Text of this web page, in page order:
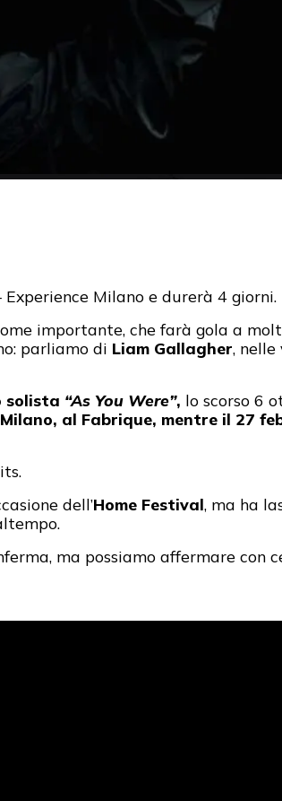
Experience Milano e durerà 4 giorni.
importante, che farà gola a
parliamo di Liam Gallagher,
solista “As You Were”, lo scorso 6
al Fabrique, mentre il 27
dell’Home Festival, ma ha
ma possiamo affermare con